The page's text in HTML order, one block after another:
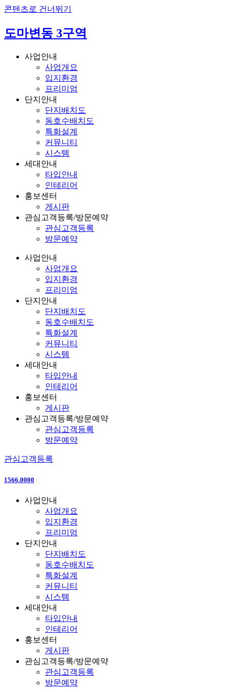
콘텐츠로 건너뛰기
도마변동 3구역
사업안내
사업개요
입지환경
프리미엄
단지안내
단지배치도
동호수배치도
특화설계
커뮤니티
시스템
세대안내
타입안내
인테리어
홍보센터
게시판
관심고객등록/방문예약
관심고객등록
방문예약
사업안내
사업개요
입지환경
프리미엄
단지안내
단지배치도
동호수배치도
특화설계
커뮤니티
시스템
세대안내
타입안내
인테리어
홍보센터
게시판
관심고객등록/방문예약
관심고객등록
방문예약
관심고객등록
1566.0000
사업안내
사업개요
입지환경
프리미엄
단지안내
단지배치도
동호수배치도
특화설계
커뮤니티
시스템
세대안내
타입안내
인테리어
홍보센터
게시판
관심고객등록/방문예약
관심고객등록
방문예약